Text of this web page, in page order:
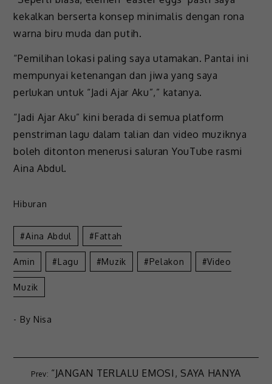
kekalkan berserta konsep minimalis dengan rona
warna biru muda dan putih.
“Pemilihan lokasi paling saya utamakan. Pantai ini
mempunyai ketenangan dan jiwa yang saya
perlukan untuk “Jadi Ajar Aku”,” katanya.
“Jadi Ajar Aku” kini berada di semua platform
penstriman lagu dalam talian dan video muziknya
boleh ditonton menerusi saluran YouTube rasmi
Aina Abdul.
Hiburan
Aina Abdul Fattah
Amin Lagu Muzik Pelakon Video
Muzik
- By Nisa
“JANGAN TERLALU EMOSI, SAYA HANYA